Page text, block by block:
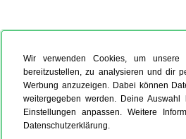
Wir verwenden Cookies, um unsere
bereitzustellen, zu analysieren und dir
Werbung anzuzeigen. Dabei können
weitergegeben werden. Deine
Einstellungen anpassen. Weitere
Datenschutzerklärung.